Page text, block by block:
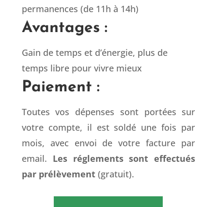
permanences (de 11h à 14h)
Avantages :
Gain de temps et d’énergie, plus de
temps libre pour vivre mieux
Paiement :
Toutes vos dépenses sont portées sur
votre compte, il est soldé une fois par
mois, avec envoi de votre facture par
email. Les réglements sont effectués
par prélèvement(gratuit).